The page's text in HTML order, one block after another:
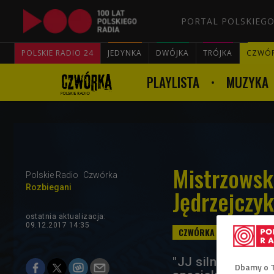
PORTAL
POLSKIE RADIO 24 JEDYNKA DWÓJKA TRÓJKA
PLAYLISTA MUZYKA
Polskie Radio
Czwórka
Rozbiegani
Jędrzejczyk
ostatnia aktualizacja:
09.12.2017 14:35
"JJ silniejsza niż
Dbamy o